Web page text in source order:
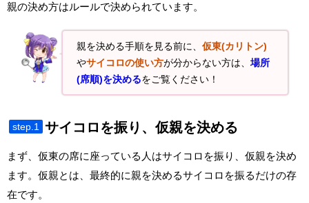
親の決め方はルールで決められています。
親を決める手順を見る前に、 仮東(カリトン)
やサイコロの使い方が分からない方は、 場所
(席順)を決めるをご覧ください！
step.1 サイコロを振り、仮親を決める
まず、仮東の席に座っている人はサイコロを振り、仮親を決め
ます。仮親とは、最終的に親を決めるサイコロを振るだけの存
在です。